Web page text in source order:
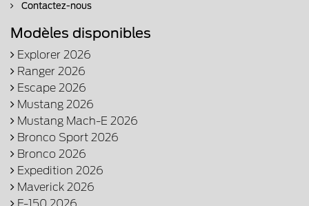
Contactez-nous
Modèles disponibles
Explorer 2026
Ranger 2026
Escape 2026
Mustang 2026
Mustang Mach-E 2026
Bronco Sport 2026
Bronco 2026
Expedition 2026
Maverick 2026